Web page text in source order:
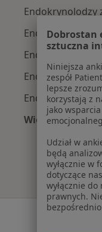
Endokrynolodzy
Endokrynolodzy
Endokrynolodzy
Endokrynolodzy
Endokrynolodzy
Więcej (8)
Dobrostan
sztuczna
Niniejsza
zespół
lepsze
korzystają z
jako
Udział w
będą
wyłącznie w
dotyczące
wyłącznie
prawnych.